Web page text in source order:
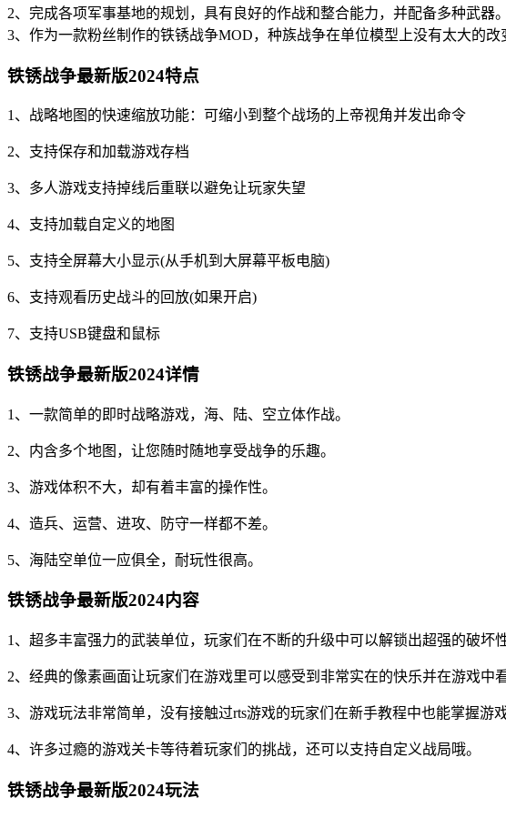
2、完成各项军事基地的规划，具有良好的作战和整合能力，并配备多种武器。
3、作为一款粉丝制作的铁锈战争MOD，种族战争在单位模型上没有太大的改
铁锈战争最新版2024特点
1、战略地图的快速缩放功能：可缩小到整个战场的上帝视角并发出命令
2、支持保存和加载游戏存档
3、多人游戏支持掉线后重联以避免让玩家失望
4、支持加载自定义的地图
5、支持全屏幕大小显示(从手机到大屏幕平板电脑)
6、支持观看历史战斗的回放(如果开启)
7、支持USB键盘和鼠标
铁锈战争最新版2024详情
1、一款简单的即时战略游戏，海、陆、空立体作战。
2、内含多个地图，让您随时随地享受战争的乐趣。
3、游戏体积不大，却有着丰富的操作性。
4、造兵、运营、进攻、防守一样都不差。
5、海陆空单位一应俱全，耐玩性很高。
铁锈战争最新版2024内容
1、超多丰富强力的武装单位，玩家们在不断的升级中可以解锁出超强的破坏
2、经典的像素画面让玩家们在游戏里可以感受到非常实在的快乐并在游戏中
3、游戏玩法非常简单，没有接触过rts游戏的玩家们在新手教程中也能掌握游
4、许多过瘾的游戏关卡等待着玩家们的挑战，还可以支持自定义战局哦。
铁锈战争最新版2024玩法